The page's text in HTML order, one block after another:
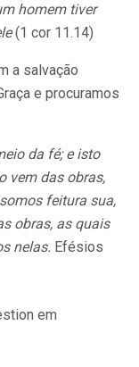
homem tiver
(1 cor 11.14)
a salvação
e procuramos
da fé; e isto
vem das obras,
feitura sua,
obras, as quais
nelas. Efésios
em